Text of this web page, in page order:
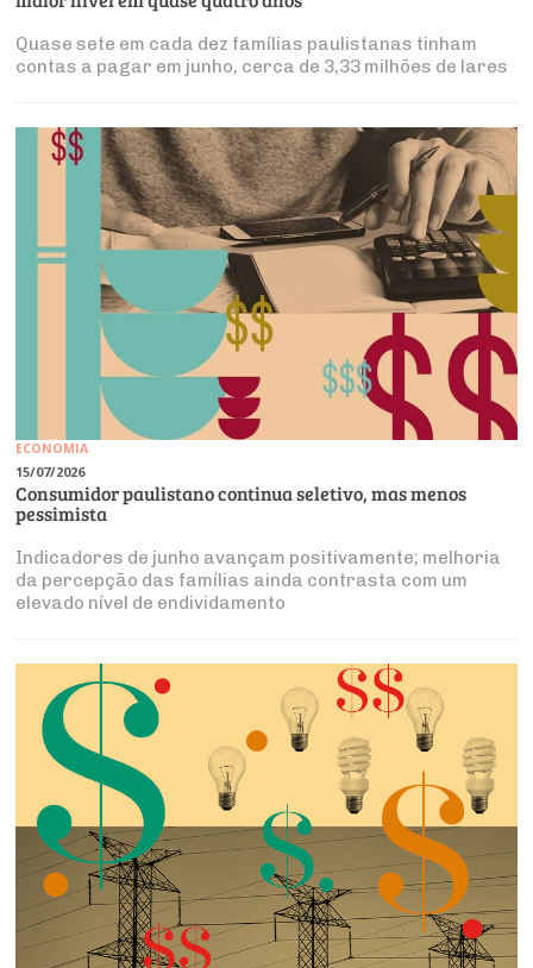
Quase sete em cada dez famílias paulistanas tinham
contas a pagar em junho, cerca de 3,33 milhões de lares
ECONOMIA
15/07/2026
Consumidor paulistano continua seletivo, mas menos
pessimista
Indicadores de junho avançam positivamente; melhoria
da percepção das famílias ainda contrasta com um
elevado nível de endividamento